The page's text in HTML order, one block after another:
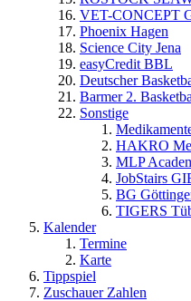
VET-CONCEPT
Phoenix Hagen
Science City Jena
easyCredit BBL
Deutscher
Barmer 2.
Sonstige
HAKRO
MLP
JobStairs
BG
TIGERS
Kalender
Termine
Karte
Tippspiel
Zuschauer Zahlen